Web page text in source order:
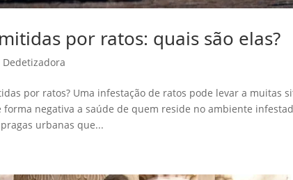
por ratos: quais são elas?
Dedetizadora
por ratos? Uma infestação de ratos pode levar a muitas
negativa a saúde de quem reside no ambiente
urbanas que...